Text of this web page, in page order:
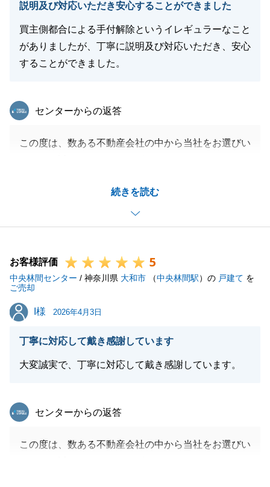
閉じる
説明及び対応いただき安心することができました
買主側都合による手付解除というイレギュラーなこと
がありましたが、丁寧に説明及び対応いただき、安心
することができました。
続きを読む
東急リバブル
センターからの返答
この度は、数ある不動産会社の中から当社をお選びい
出来事もございましたが、その後、ご納得いただける
素晴らしいご縁に恵まれ、私も本当に嬉しく思ってお
ります。
たら、お気軽にご相談ください。
末永いお付き合いのほど、よろしくお願いいたしま
す。
閉じる
お客様評価 5
中央林間センター / 神奈川県 大和市 （中央林間駅）の 戸建て を
ご売却
I様
I様 2026年4月3日
丁寧に対応して戴き感謝しています
大変誠実で、丁寧に対応して戴き感謝しています。
東急リバブル
センターからの返答
この度は、数ある不動産会社の中から当社をお選びい